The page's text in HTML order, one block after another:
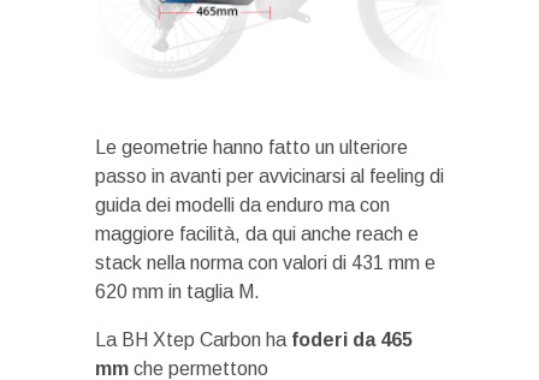
Le geometrie hanno fatto un ulteriore
passo in avanti per avvicinarsi al feeling di
guida dei modelli da enduro ma con
maggiore facilità, da qui anche reach e
stack nella norma con valori di 431 mm e
620 mm in taglia M.
La BH Xtep Carbon ha foderi da 465
mm che permettono